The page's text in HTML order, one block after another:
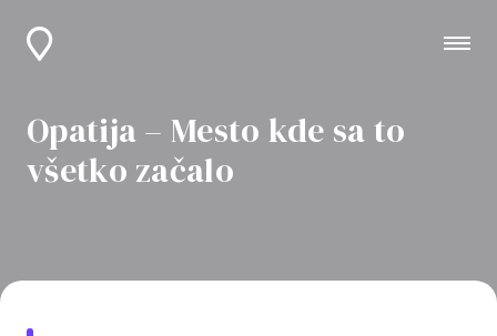
Opatija – Mesto kde sa to
všetko začalo